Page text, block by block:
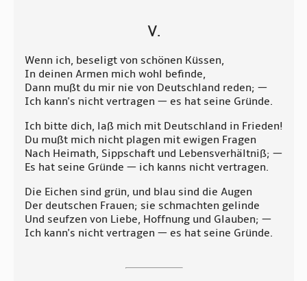
V.
Wenn ich, beseligt von schönen Küssen,
In deinen Armen mich wohl befinde,
Dann mußt du mir nie von Deutschland reden; —
Ich kann's nicht vertragen — es hat seine Gründe.
Ich bitte dich, laß mich mit Deutschland in Frieden!
Du mußt mich nicht plagen mit ewigen Fragen
Nach Heimath, Sippschaft und Lebensverhältniß; —
Es hat seine Gründe — ich kanns nicht vertragen.
Die Eichen sind grün, und blau sind die Augen
Der deutschen Frauen; sie schmachten gelinde
Und seufzen von Liebe, Hoffnung und Glauben; —
Ich kann's nicht vertragen — es hat seine Gründe.